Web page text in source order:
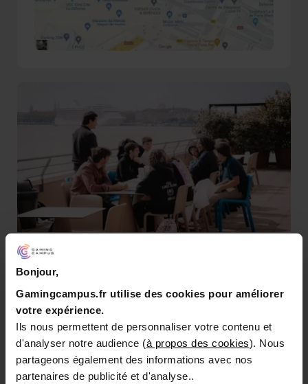
Bonjour,
Gamingcampus.fr utilise des cookies pour améliorer
votre expérience.
Ils nous permettent de personnaliser votre contenu et
d'analyser notre audience (à propos des cookies). Nous
partageons également des informations avec nos
partenaires de publicité et d'analyse..
Stage découverte à Bordeaux
Quai de Bacalan Hangar 16, 33300
Bordeaux
gamingcampus.fr
04 28 29 81 03